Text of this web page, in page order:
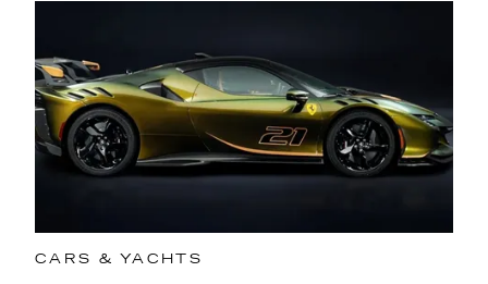
CARS & YACHTS